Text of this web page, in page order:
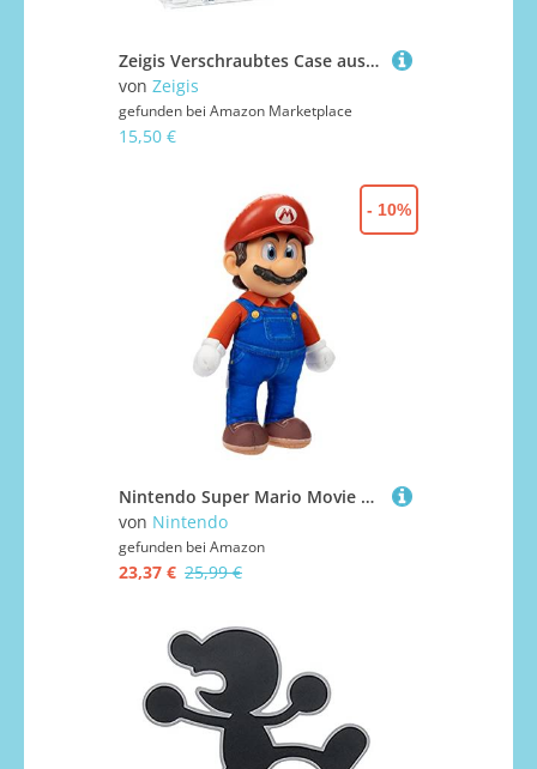
Zeigis Verschraubtes Case aus Acrylglas für EIN Nintendo DS Spiel in OVP/Schutzbox/Protector/UV-Schutz/Transparent/Games
von Zeigis
gefunden bei Amazon Marketplace
15,50 €
Nintendo Super Mario Movie 35cm Roto Plüsch - Mario
von Nintendo
gefunden bei Amazon
23,37 € 25,99 €
- 10%